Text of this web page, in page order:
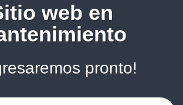
web en
pronto!